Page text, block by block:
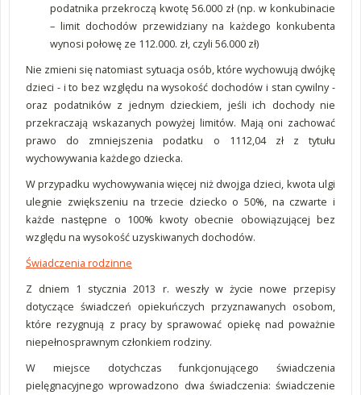
podatnika przekroczą kwotę 56.000 zł (np. w konkubinacie
– limit dochodów przewidziany na każdego konkubenta
wynosi połowę ze 112.000. zł, czyli 56.000 zł)
Nie zmieni się natomiast sytuacja osób, które wychowują dwójkę
dzieci - i to bez względu na wysokość dochodów i stan cywilny -
oraz podatników z jednym dzieckiem, jeśli ich dochody nie
przekraczają wskazanych powyżej limitów. Mają oni zachować
prawo do zmniejszenia podatku o 1112,04 zł z tytułu
wychowywania każdego dziecka.
W przypadku wychowywania więcej niż dwojga dzieci, kwota ulgi
ulegnie zwiększeniu na trzecie dziecko o 50%, na czwarte i
każde następne o 100% kwoty obecnie obowiązującej bez
względu na wysokość uzyskiwanych dochodów.
Świadczenia rodzinne
Z dniem 1 stycznia 2013 r. weszły w życie nowe przepisy
dotyczące świadczeń opiekuńczych przyznawanych osobom,
które rezygnują z pracy by sprawować opiekę nad poważnie
niepełnosprawnym członkiem rodziny.
W miejsce dotychczas funkcjonującego świadczenia
pielęgnacyjnego wprowadzono dwa świadczenia: świadczenie